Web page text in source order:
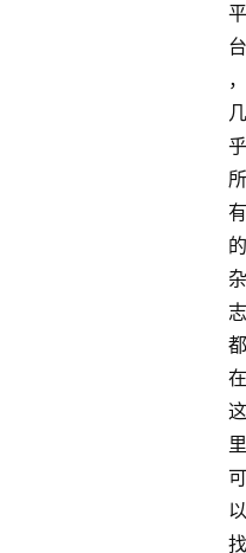
平
台
，
几
乎
所
有
的
杂
志
都
在
这
里
可
以
找